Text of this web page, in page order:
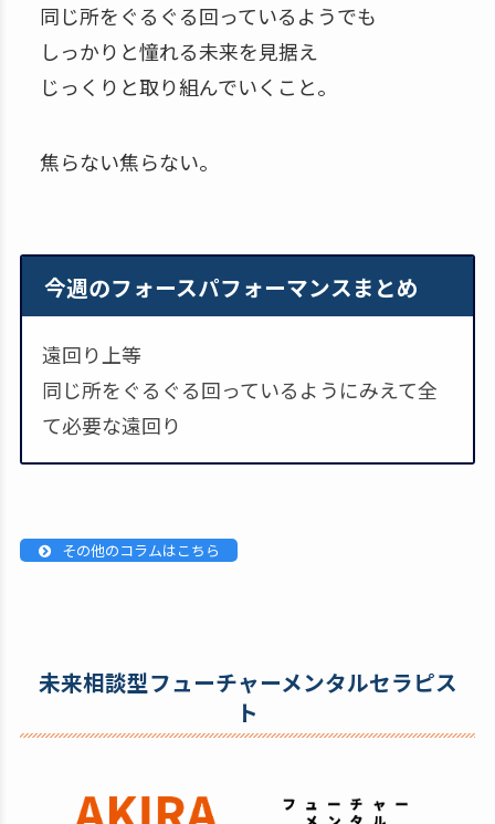
同じ所をぐるぐる回っているようでも
しっかりと憧れる未来を見据え
じっくりと取り組んでいくこと。
焦らない焦らない。
今週のフォースパフォーマンスまとめ
遠回り上等
同じ所をぐるぐる回っているようにみえて全
て必要な遠回り
その他のコラムはこちら
未来相談型フューチャーメンタルセラピス
ト